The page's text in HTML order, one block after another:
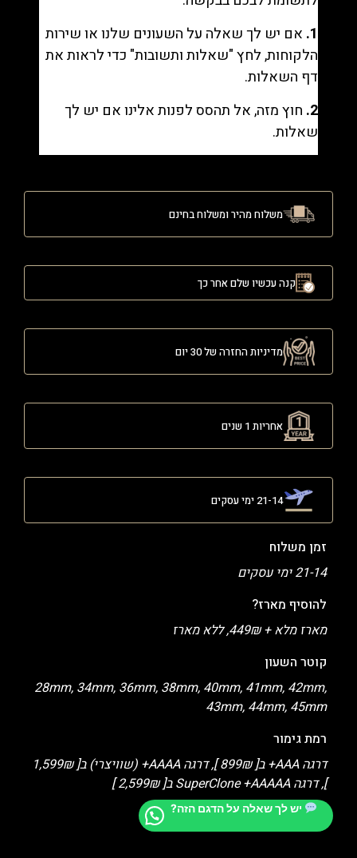
1. אם יש לך שאלה על השעונים שלנו או שירות
הלקוחות, לחץ "שאלות ותשובות" כדי לראות את
דף השאלות.
2. חוץ מזה, אל תהסס לפנות אלינו אם יש לך
שאלות.
משלוח מהיר ומשלוח בחינם
קנה עכשיו שלם אחר כך
מדיניות החזרה של 30 יום
אחריות 1 שנים
21-14 ימי עסקים
זמן משלוח
21-14 ימי עסקים
להוסיף מארז?
מארז מלא + 449₪, ללא מארז
קוטר השעון
28mm, 34mm, 36mm, 38mm, 40mm, 41mm, 42mm,
43mm, 44mm, 45mm
רמת גימור
דרגה AAA+ ב[ 899₪ ], דרגה AAAA+ (שוויצרי) ב[ 1,599₪
], דרגה SuperClone +AAAAA ב[ 2,599₪ ]
יש לך שאלה על הדגם הזה?